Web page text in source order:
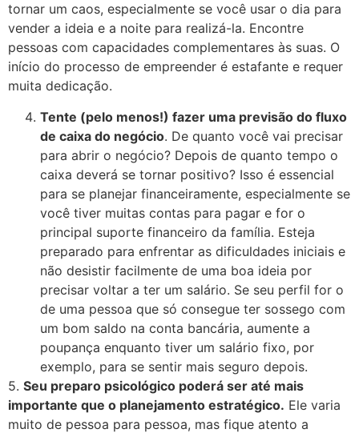
tornar um caos, especialmente se você usar o dia para
vender a ideia e a noite para realizá-la. Encontre
pessoas com capacidades complementares às suas. O
início do processo de empreender é estafante e requer
muita dedicação.
Tente (pelo menos!) fazer uma previsão do fluxo
de caixa do negócio. De quanto você vai precisar
para abrir o negócio? Depois de quanto tempo o
caixa deverá se tornar positivo? Isso é essencial
para se planejar financeiramente, especialmente se
você tiver muitas contas para pagar e for o
principal suporte financeiro da família. Esteja
preparado para enfrentar as dificuldades iniciais e
não desistir facilmente de uma boa ideia por
precisar voltar a ter um salário. Se seu perfil for o
de uma pessoa que só consegue ter sossego com
um bom saldo na conta bancária, aumente a
poupança enquanto tiver um salário fixo, por
exemplo, para se sentir mais seguro depois.
5. Seu preparo psicológico poderá ser até mais
importante que o planejamento estratégico. Ele varia
muito de pessoa para pessoa, mas fique atento a